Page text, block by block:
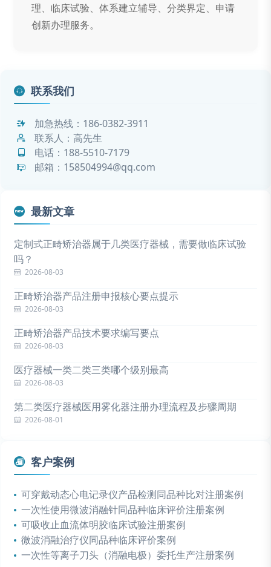
理、临床试验、体系建立辅导、分类界定、申请
创新办理服务。
联系我们
加急热线： 186-0382-3911
联系人：高先生
电话： 188-5510-7179
邮箱：158504994@qq.com
最新文章
定制式正畸矫治器属于几类医疗器械，需要做临床试验
吗？
2026-08-03
正畸矫治器产品注册申报核心要点提示
2026-08-03
正畸矫治器产品技术要求编写要点
2026-08-03
医疗器械一类二类三类哪个级别最高
2026-08-03
第二类医疗器械医用雾化器注册办理流程及步骤周期
2026-08-01
客户案例
可穿戴动态心电记录仪产品检测同品种比对注册案例
一次性使用微波消融针同品种临床评价注册案例
可吸收止血流体明胶临床试验注册案例
微波消融治疗仪同品种临床评价案例
一次性等离子刀头（消融电极）委托生产注册案例